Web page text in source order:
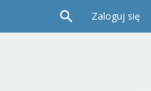
Zaloguj się